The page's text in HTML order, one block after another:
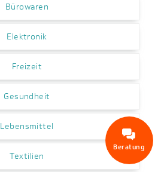
Bürowaren
Elektronik
Freizeit
Gesundheit
Lebensmittel
Textilien
Beratung